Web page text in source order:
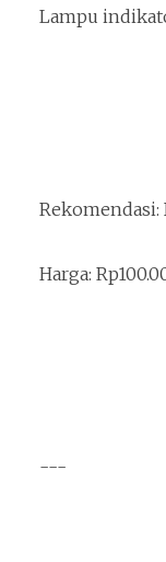
Lampu
Rekomendasi:
Harga:
---